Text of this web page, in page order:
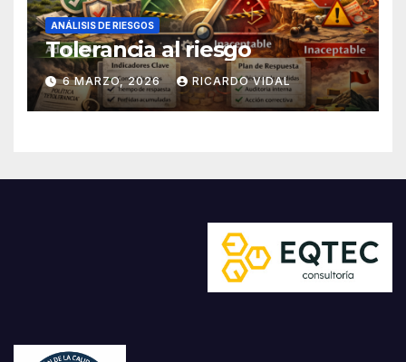
ANÁLISIS DE RIESGOS
Tolerancia al riesgo
6 MARZO, 2026 RICARDO VIDAL